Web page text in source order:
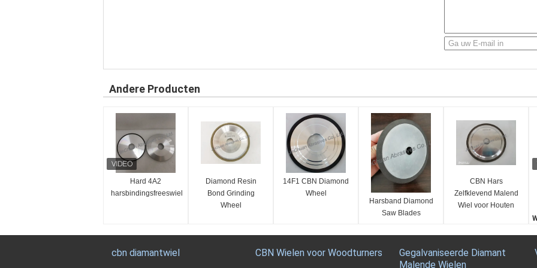
Andere Producten
Hard 4A2
harsbindingsfreeswiel
Diamond Resin
Bond Grinding
Wheel
14F1 CBN Diamond
Wheel
Harsband Diamond
Saw Blades
CBN Hars
Zelfklevend Malend
Wiel voor Houten
cbn diamantwiel CBN Wielen voor Woodturners
Gegalvaniseerde Diamant
Malende Wielen